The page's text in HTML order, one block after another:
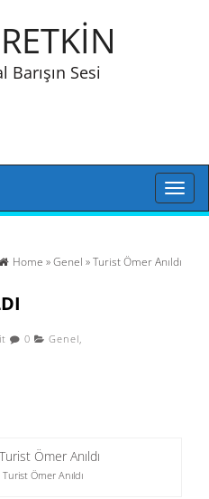
Sesi
Toggle
Home »Genel » Turist Ömer Anıldı
0 Genel,
Turist Ömer Anıldı